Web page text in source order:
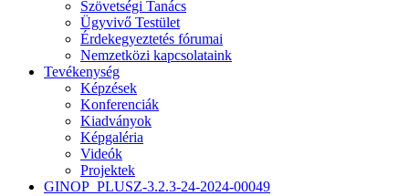
Szövetségi Tanács
Ügyvivő Testület
Érdekegyeztetés fórumai
Nemzetközi kapcsolataink
Tevékenység
Képzések
Konferenciák
Kiadványok
Képgaléria
Videók
Projektek
GINOP_PLUSZ-3.2.3-24-2024-00049